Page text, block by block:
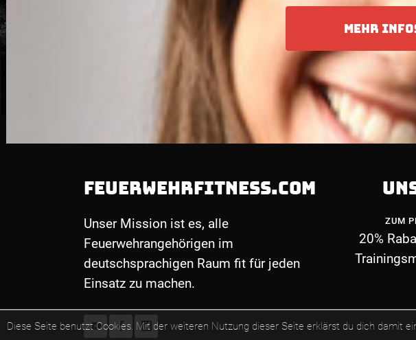
Diese Seite benutzt Cookies. Mit der weiteren Nutzung dieser Seite erklärst du dich damit
MEHR
FEUERWEHRFITNESS.COM
Unser Mission ist es, alle
Feuerwehrangehörigen im
deutschsprachigen Raum fit für jeden
Einsatz zu machen.
ZUM
20%